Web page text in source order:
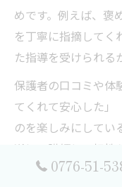
めです。例えば、褒
を丁寧に指摘してく
た指導を受けられる
保護者の口コミや体
てくれて安心した」
のを楽しみにしてい
逆に、講師との相性
では、学習効果が
0776-51-